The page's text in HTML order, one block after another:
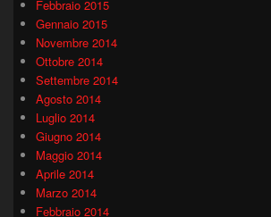
Febbraio 2015
Gennaio 2015
Novembre 2014
Ottobre 2014
Settembre 2014
Agosto 2014
Luglio 2014
Giugno 2014
Maggio 2014
Aprile 2014
Marzo 2014
Febbraio 2014